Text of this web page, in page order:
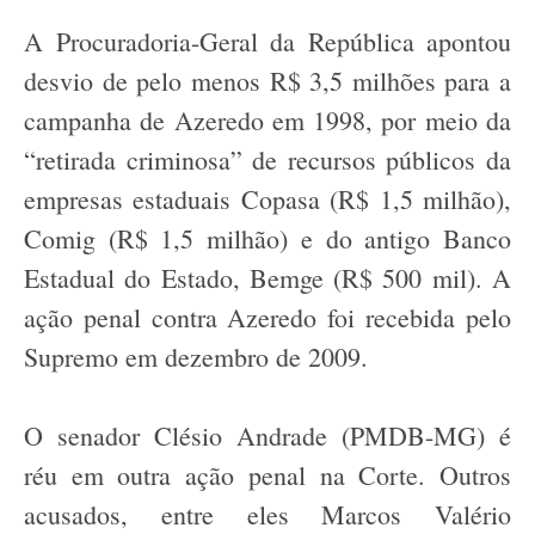
A Procuradoria-Geral da República apontou
desvio de pelo menos R$ 3,5 milhões para a
campanha de Azeredo em 1998, por meio da
“retirada criminosa” de recursos públicos da
empresas estaduais Copasa (R$ 1,5 milhão),
Comig (R$ 1,5 milhão) e do antigo Banco
Estadual do Estado, Bemge (R$ 500 mil). A
ação penal contra Azeredo foi recebida pelo
Supremo em dezembro de 2009.
O senador Clésio Andrade (PMDB-MG) é
réu em outra ação penal na Corte. Outros
acusados, entre eles Marcos Valério